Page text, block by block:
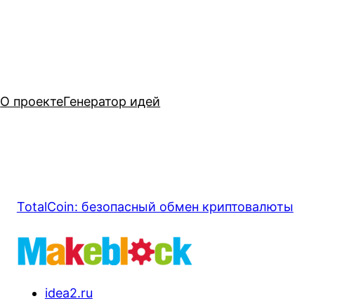
О проектеГенератор идей
TotalCoin: безопасный обмен криптовалюты
idea2.ru